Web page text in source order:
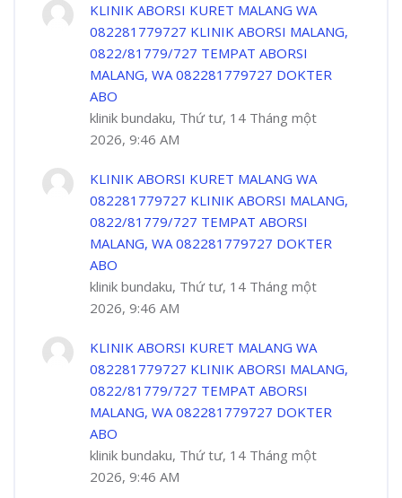
KLINIK ABORSI KURET MALANG WA
082281779727 KLINIK ABORSI MALANG,
0822/81779/727 TEMPAT ABORSI
MALANG, WA 082281779727 DOKTER
ABO
klinik bundaku, Thứ tư, 14 Tháng một
2026, 9:46 AM
KLINIK ABORSI KURET MALANG WA
082281779727 KLINIK ABORSI MALANG,
0822/81779/727 TEMPAT ABORSI
MALANG, WA 082281779727 DOKTER
ABO
klinik bundaku, Thứ tư, 14 Tháng một
2026, 9:46 AM
KLINIK ABORSI KURET MALANG WA
082281779727 KLINIK ABORSI MALANG,
0822/81779/727 TEMPAT ABORSI
MALANG, WA 082281779727 DOKTER
ABO
klinik bundaku, Thứ tư, 14 Tháng một
2026, 9:46 AM